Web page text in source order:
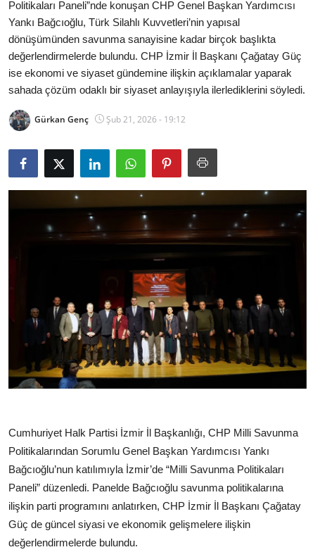
Kamu Kurumları ve Üst Kurullar
Resmi Reklamlar
Politikaları Paneli”nde konuşan CHP Genel Başkan Yardımcısı
Yankı Bağcıoğlu, Türk Silahlı Kuvvetleri’nin yapısal
dönüşümünden savunma sanayisine kadar birçok başlıkta
değerlendirmelerde bulundu. CHP İzmir İl Başkanı Çağatay Güç
ise ekonomi ve siyaset gündemine ilişkin açıklamalar yaparak
sahada çözüm odaklı bir siyaset anlayışıyla ilerlediklerini söyledi.
Gürkan Genç Şub 21, 2026 - 19:12
Cumhuriyet Halk Partisi İzmir İl Başkanlığı, CHP Milli Savunma
Politikalarından Sorumlu Genel Başkan Yardımcısı Yankı
Bağcıoğlu’nun katılımıyla İzmir’de “Milli Savunma Politikaları
Paneli” düzenledi. Panelde Bağcıoğlu savunma politikalarına
ilişkin parti programını anlatırken, CHP İzmir İl Başkanı Çağatay
Güç de güncel siyasi ve ekonomik gelişmelere ilişkin
değerlendirmelerde bulundu.